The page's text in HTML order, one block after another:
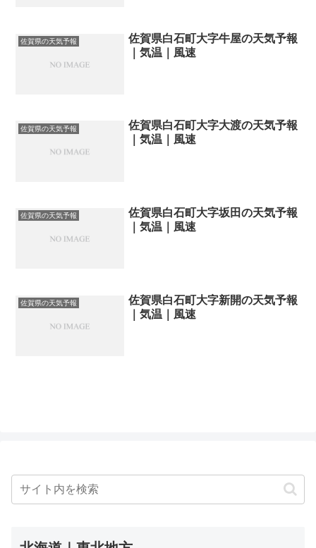
佐賀県の天気予報
佐賀県白石町大字牛屋の天気予報
｜気温｜風速
佐賀県の天気予報
佐賀県白石町大字大渡の天気予報
｜気温｜風速
佐賀県の天気予報
佐賀県白石町大字坂田の天気予報
｜気温｜風速
佐賀県の天気予報
佐賀県白石町大字新開の天気予報
｜気温｜風速